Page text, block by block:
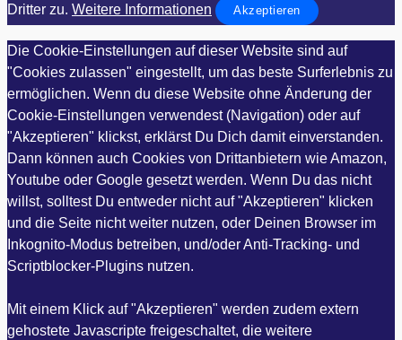
Dritter zu. Weitere Informationen Akzeptieren
Die Cookie-Einstellungen auf dieser Website sind auf
"Cookies zulassen" eingestellt, um das beste Surferlebnis zu
ermöglichen. Wenn du diese Website ohne Änderung der
Cookie-Einstellungen verwendest (Navigation) oder auf
"Akzeptieren" klickst, erklärst Du Dich damit einverstanden.
Dann können auch Cookies von Drittanbietern wie Amazon,
Youtube oder Google gesetzt werden. Wenn Du das nicht
willst, solltest Du entweder nicht auf "Akzeptieren" klicken
und die Seite nicht weiter nutzen, oder Deinen Browser im
Inkognito-Modus betreiben, und/oder Anti-Tracking- und
Scriptblocker-Plugins nutzen.
Mit einem Klick auf "Akzeptieren" werden zudem extern
gehostete Javascripte freigeschaltet, die weitere